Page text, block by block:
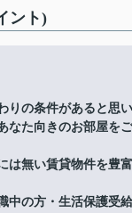
ント)
りの条件があると思
た向きのお部屋を
無い賃貸物件を豊
中の方・生活保護受